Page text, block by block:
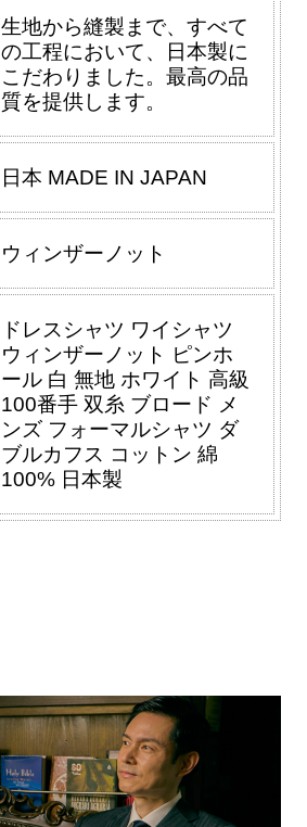
生地から縫製まで、すべて
の工程において、日本製に
こだわりました。最高の品
質を提供します。
日本 MADE IN JAPAN
ウィンザーノット
ドレスシャツ ワイシャツ
ウィンザーノット ピンホ
ール 白 無地 ホワイト 高級
100番手 双糸 ブロード メ
ンズ フォーマルシャツ ダ
ブルカフス コットン 綿
100% 日本製